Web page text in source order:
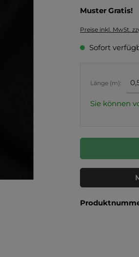
Muster Gratis!
Preise inkl. MwSt.
Sofort
Länge (m):
Sie können